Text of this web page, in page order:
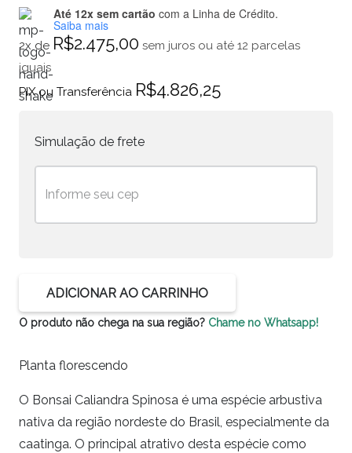
Até 12x sem cartão com a Linha de Crédito.
Saiba mais
2x de R$2.475,00 sem juros ou até 12 parcelas
iguais
PIX ou Transferência R$4.826,25
Simulação de frete
ADICIONAR AO CARRINHO
O produto não chega na sua região? Chame no Whatsapp!
Planta florescendo
O Bonsai Caliandra Spinosa é uma espécie arbustiva
nativa da região nordeste do Brasil, especialmente da
caatinga. O principal atrativo desta espécie como